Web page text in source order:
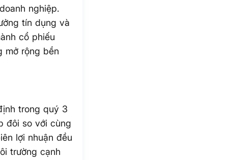
nghiệp.
tín dụng và
cổ phiếu
mở rộng bền
trong quý 3
đôi so với cùng
lợi nhuận đều
trường cạnh